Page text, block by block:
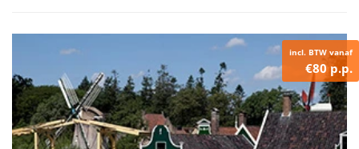
incl. BTW vanaf
€80 p.p.